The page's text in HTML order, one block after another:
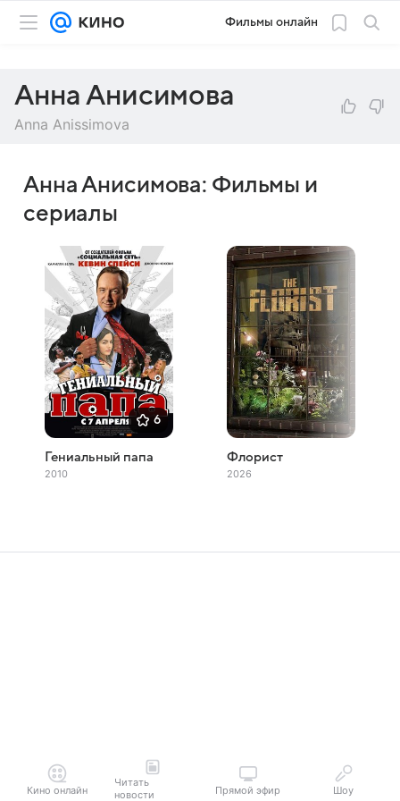
Фильмы онлайн
Анна Анисимова
Anna Anissimova
Анна Анисимова: Фильмы и
сериалы
6
Гениальный папа
2010
Флорист
2026
Кино онлайн
Читать
новости
Прямой эфир Шоу